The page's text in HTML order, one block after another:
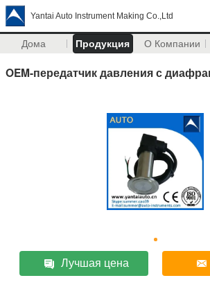
Yantai Auto Instrument Making Co.,Ltd
Дома Продукция О Компании
OEM-передатчик давления с
Лучшая цена